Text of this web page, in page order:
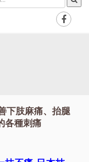
下肢麻痛、抬腿
各種刺痛